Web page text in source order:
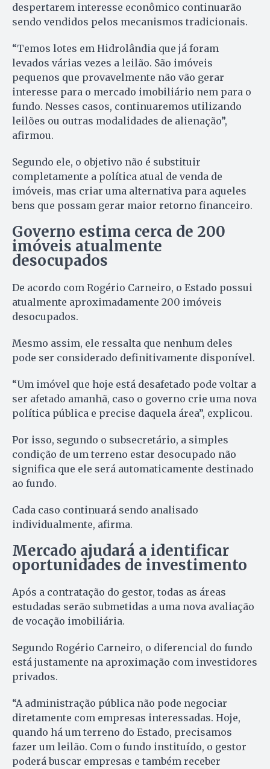
despertarem interesse econômico continuarão
sendo vendidos pelos mecanismos tradicionais.
“Temos lotes em Hidrolândia que já foram
levados várias vezes a leilão. São imóveis
pequenos que provavelmente não vão gerar
interesse para o mercado imobiliário nem para o
fundo. Nesses casos, continuaremos utilizando
leilões ou outras modalidades de alienação”,
afirmou.
Segundo ele, o objetivo não é substituir
completamente a política atual de venda de
imóveis, mas criar uma alternativa para aqueles
bens que possam gerar maior retorno financeiro.
Governo estima cerca de 200
imóveis atualmente
desocupados
De acordo com Rogério Carneiro, o Estado possui
atualmente aproximadamente 200 imóveis
desocupados.
Mesmo assim, ele ressalta que nenhum deles
pode ser considerado definitivamente disponível.
“Um imóvel que hoje está desafetado pode voltar a
ser afetado amanhã, caso o governo crie uma nova
política pública e precise daquela área”, explicou.
Por isso, segundo o subsecretário, a simples
condição de um terreno estar desocupado não
significa que ele será automaticamente destinado
ao fundo.
Cada caso continuará sendo analisado
individualmente, afirma.
Mercado ajudará a identificar
oportunidades de investimento
Após a contratação do gestor, todas as áreas
estudadas serão submetidas a uma nova avaliação
de vocação imobiliária.
Segundo Rogério Carneiro, o diferencial do fundo
está justamente na aproximação com investidores
privados.
“A administração pública não pode negociar
diretamente com empresas interessadas. Hoje,
quando há um terreno do Estado, precisamos
fazer um leilão. Com o fundo instituído, o gestor
poderá buscar empresas e também receber